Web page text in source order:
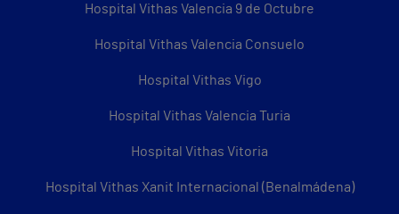
Hospital Vithas Valencia 9 de Octubre
Hospital Vithas Valencia Consuelo
Hospital Vithas Vigo
Hospital Vithas Valencia Turia
Hospital Vithas Vitoria
Hospital Vithas Xanit Internacional (Benalmádena)